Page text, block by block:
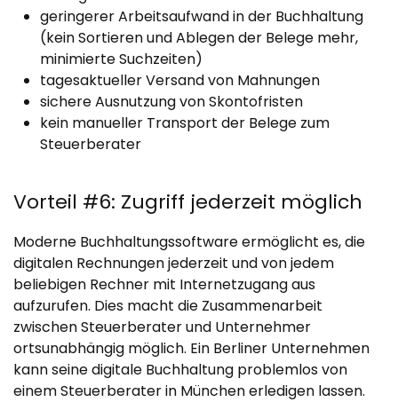
geringerer Arbeitsaufwand in der Buchhaltung
(kein Sortieren und Ablegen der Belege mehr,
minimierte Suchzeiten)
tagesaktueller Versand von Mahnungen
sichere Ausnutzung von Skontofristen
kein manueller Transport der Belege zum
Steuerberater
Vorteil #6: Zugriff jederzeit möglich
Moderne Buchhaltungssoftware ermöglicht es, die
digitalen Rechnungen jederzeit und von jedem
beliebigen Rechner mit Internetzugang aus
aufzurufen. Dies macht die Zusammenarbeit
zwischen Steuerberater und Unternehmer
ortsunabhängig möglich. Ein Berliner Unternehmen
kann seine digitale Buchhaltung problemlos von
einem Steuerberater in München erledigen lassen.